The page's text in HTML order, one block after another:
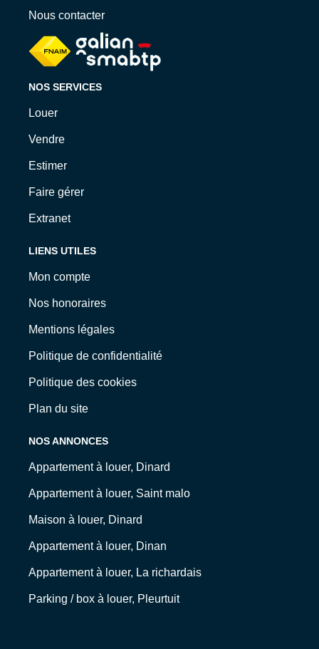
Nous contacter
NOS SERVICES
Louer
Vendre
Estimer
Faire gérer
Extranet
LIENS UTILES
Mon compte
Nos honoraires
Mentions légales
Politique de confidentialité
Politique des cookies
Plan du site
NOS ANNONCES
Appartement à louer, Dinard
Appartement à louer, Saint malo
Maison à louer, Dinard
Appartement à louer, Dinan
Appartement à louer, La richardais
Parking / box à louer, Pleurtuit